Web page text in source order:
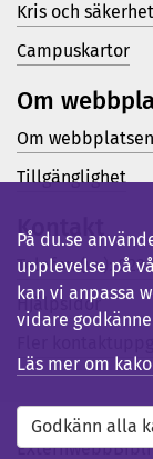
Kris och säkerhet
Campuskartor
Om
Om webbplatsen
Tillgänglighet
Kontakt
Telefon (vx):
Hjälpsidor
Externwebb
På du.se
upplevelse på
kan vi anpassa
vidare
Läs mer om
Godkänn alla